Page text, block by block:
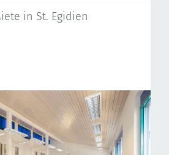
in St. Egidien